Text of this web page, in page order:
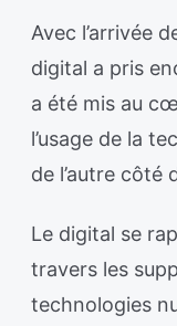
Avec l’arrivée
digital a pris
a été mis au
l’usage de la
de l’autre côté
Le digital se
travers les
technologies